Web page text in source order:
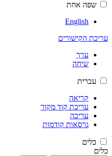
שפה אחת
English
עריכת הקישורים
ערך
שיחה
עברית
קריאה
עריכת קוד מקור
עריכה
גרסאות קודמות
כלים
כלים